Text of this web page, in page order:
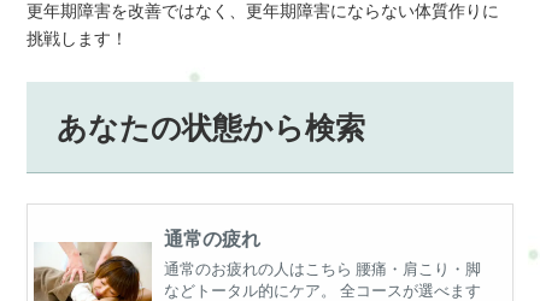
更年期障害を改善ではなく、更年期障害にならない体質作りに
挑戦します！
あなたの状態から検索
通常の疲れ
通常のお疲れの人はこちら 腰痛・肩こり・脚
などトータル的にケア。 全コースが選べます